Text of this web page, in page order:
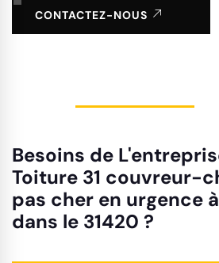
CONTACTEZ-NOUS
Besoins de
Toiture 31 couvreur-
pas cher en urgence
dans le 31420 ?